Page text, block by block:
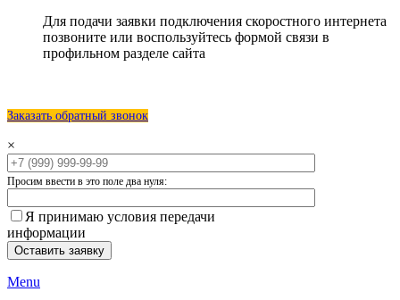
Для подачи заявки подключения скоростного интернета
позвоните или воспользуйтесь формой связи в
профильном разделе сайта
Заказать обратный звонок
×
Просим ввести в это поле два нуля:
Я принимаю условия передачи
информации
Menu